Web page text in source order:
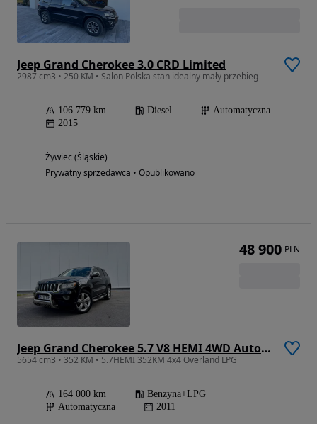
Jeep Grand Cherokee 3.0 CRD Limited
2987 cm3 • 250 KM • Salon Polska stan idealny mały przebieg
106 779 km Diesel
Automatyczna
2015
Żywiec (Śląskie)
Prywatny sprzedawca • Opublikowano
Jeep Grand Cherokee 5.7 V8 HEMI 4WD Automatik Overland
5654 cm3 • 352 KM • 5.7HEMI 352KM 4x4 Overland LPG
164 000 km
Benzyna+LPG
Automatyczna
2011
48 900 PLN